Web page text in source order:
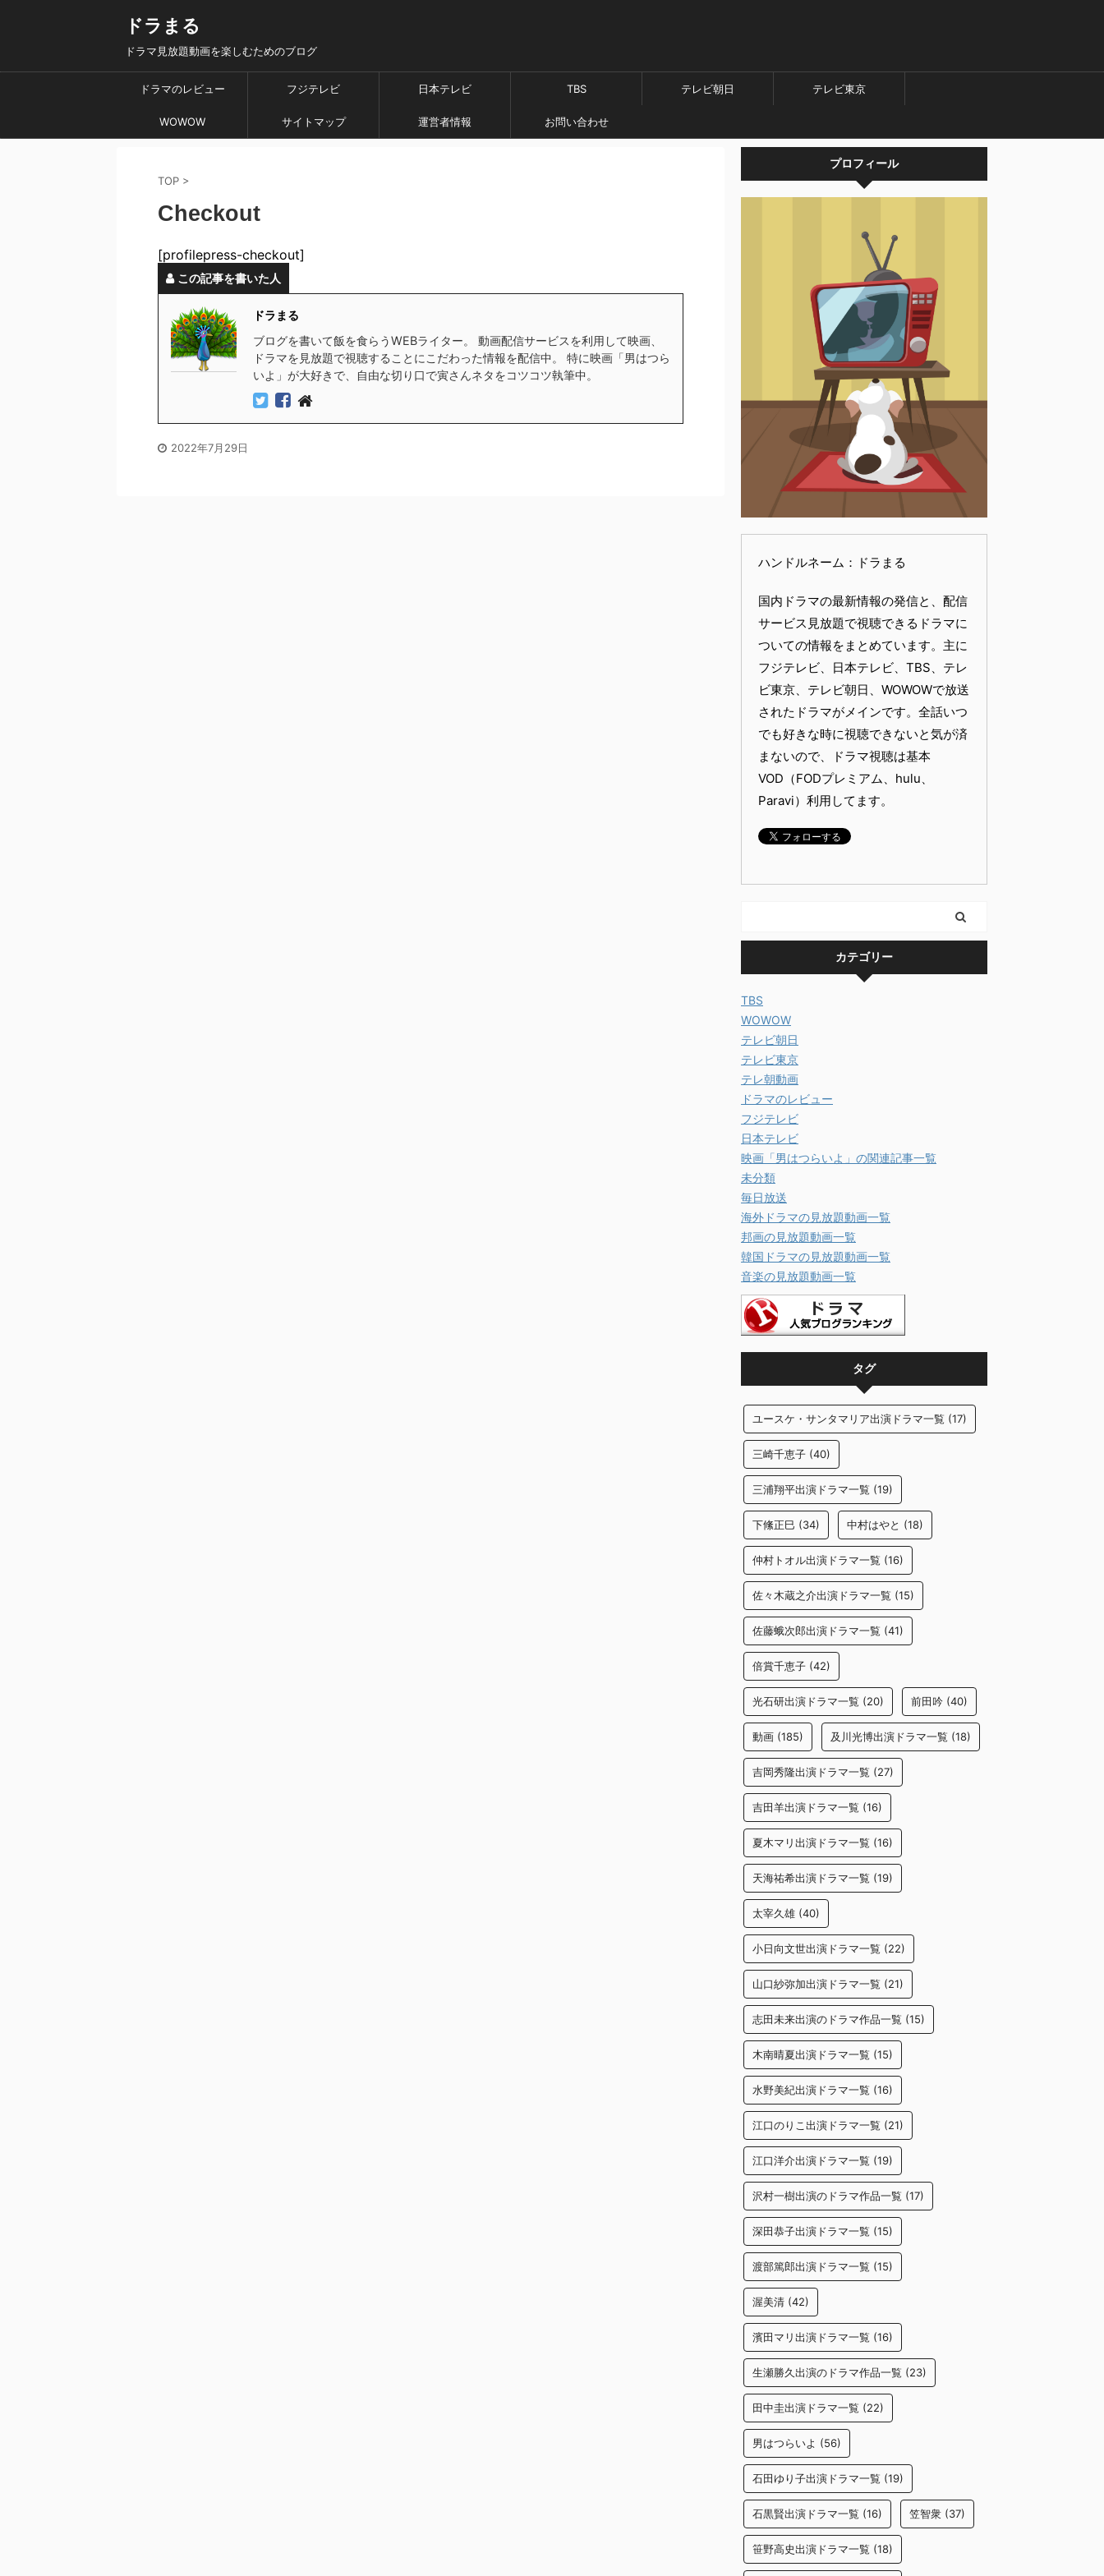
ドラまる
ドラマ見放題動画を楽しむためのブログ
ドラマのレビュー フジテレビ 日本テレビ TBS テレビ朝日 テレビ東京
WOWOW サイトマップ 運営者情報 お問い合わせ
TOP >
Checkout
[profilepress-checkout]
この記事を書いた人
ドラまる
ブログを書いて飯を食らうWEBライター。 動画配信サービスを利用して映画、
ドラマを見放題で視聴することにこだわった情報を配信中。 特に映画「男はつら
いよ」が大好きで、自由な切り口で寅さんネタをコツコツ執筆中。
2022年7月29日
プロフィール
ハンドルネーム：ドラまる
国内ドラマの最新情報の発信と、配信
サービス見放題で視聴できるドラマに
ついての情報をまとめています。主に
フジテレビ、日本テレビ、TBS、テレ
ビ東京、テレビ朝日、WOWOWで放送
されたドラマがメインです。全話いつ
でも好きな時に視聴できないと気が済
まないので、ドラマ視聴は基本
VOD（FODプレミアム、hulu、
Paravi）利用してます。
カテゴリー
TBS
WOWOW
テレビ朝日
テレビ東京
テレ朝動画
ドラマのレビュー
フジテレビ
日本テレビ
映画「男はつらいよ」の関連記事一覧
未分類
毎日放送
海外ドラマの見放題動画一覧
邦画の見放題動画一覧
韓国ドラマの見放題動画一覧
音楽の見放題動画一覧
タグ
ユースケ・サンタマリア出演ドラマ一覧 (17)
三崎千恵子 (40)
三浦翔平出演ドラマ一覧 (19)
下絛正巳 (34) 中村はやと (18)
仲村トオル出演ドラマ一覧 (16)
佐々木蔵之介出演ドラマ一覧 (15)
佐藤蛾次郎出演ドラマ一覧 (41)
倍賞千恵子 (42)
光石研出演ドラマ一覧 (20) 前田吟 (40)
動画 (185) 及川光博出演ドラマ一覧 (18)
吉岡秀隆出演ドラマ一覧 (27)
吉田羊出演ドラマ一覧 (16)
夏木マリ出演ドラマ一覧 (16)
天海祐希出演ドラマ一覧 (19)
太宰久雄 (40)
小日向文世出演ドラマ一覧 (22)
山口紗弥加出演ドラマ一覧 (21)
志田未来出演のドラマ作品一覧 (15)
木南晴夏出演ドラマ一覧 (15)
水野美紀出演ドラマ一覧 (16)
江口のりこ出演ドラマ一覧 (21)
江口洋介出演ドラマ一覧 (19)
沢村一樹出演のドラマ作品一覧 (17)
深田恭子出演ドラマ一覧 (15)
渡部篤郎出演ドラマ一覧 (15)
渥美清 (42)
濱田マリ出演ドラマ一覧 (16)
生瀬勝久出演のドラマ作品一覧 (23)
田中圭出演ドラマ一覧 (22)
男はつらいよ (56)
石田ゆり子出演ドラマ一覧 (19)
石黒賢出演ドラマ一覧 (16) 笠智衆 (37)
笹野高史出演ドラマ一覧 (18)